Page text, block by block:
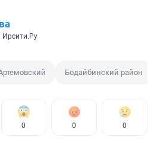
Ирсити.Ру
Бодайбинский район
0 0 0